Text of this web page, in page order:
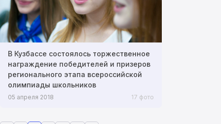
В Кузбассе состоялось торжественное
награждение победителей и призеров
регионального этапа всероссийской
олимпиады школьников
05 апреля 2018 17 фото